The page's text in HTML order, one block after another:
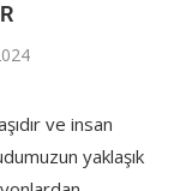
ve insan
yaklaşık